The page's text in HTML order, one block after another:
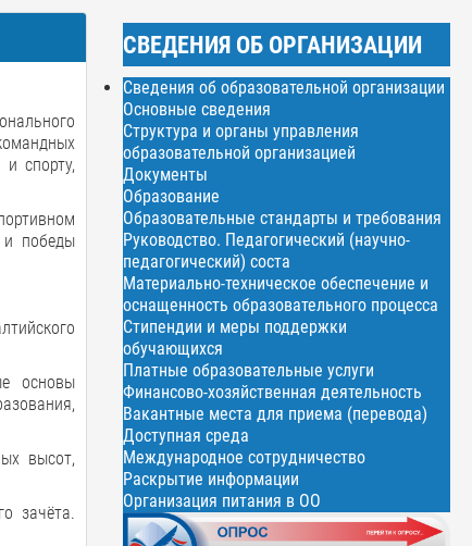
спорту,
и победы
основы
высот,
зачёта.
СВЕДЕНИЯ ОБ ОРГАНИЗАЦИИ
Сведения об образовательной организации
Основные сведения
Структура и органы управления
образовательной организацией
Документы
Образование
Образовательные стандарты и требования
Руководство. Педагогический (научно-
педагогический) соста
Материально-техническое обеспечение и
оснащенность образовательного процесса
Стипендии и меры поддержки
обучающихся
Платные образовательные услуги
Финансово-хозяйственная деятельность
Вакантные места для приема (перевода)
Доступная среда
Международное сотрудничество
Раскрытие информации
Организация питания в ОО